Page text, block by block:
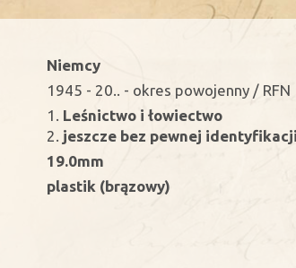
Niemcy
1945 - 20.. - okres powojenny / RFN
1. Leśnictwo i łowiectwo
2. jeszcze bez pewnej identyfikacji
19.0mm
plastik (brązowy)